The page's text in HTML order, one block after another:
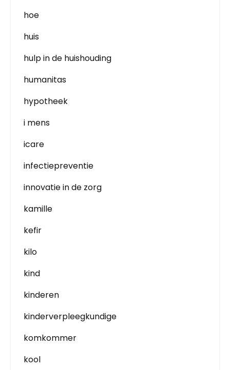
hoe
huis
hulp in de huishouding
humanitas
hypotheek
i mens
icare
infectiepreventie
innovatie in de zorg
kamille
kefir
kilo
kind
kinderen
kinderverpleegkundige
komkommer
kool